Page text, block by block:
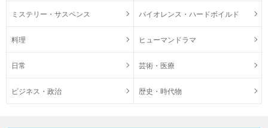
ミステリー・サスペンス バイオレンス・ハードボイルド
料理 ヒューマンドラマ
日常 芸術・医療
ビジネス・政治 歴史・時代物